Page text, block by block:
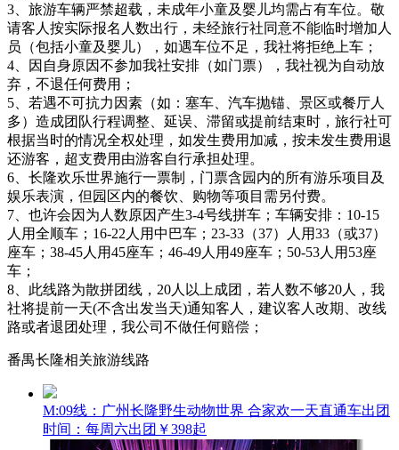
3、旅游车辆严禁超载，未成年小童及婴儿均需占有车位。敬
请客人按实际报名人数出行，未经旅行社同意不能临时增加人
员（包括小童及婴儿），如遇车位不足，我社将拒绝上车；
4、因自身原因不参加我社安排（如门票），我社视为自动放
弃，不退任何费用；
5、若遇不可抗力因素（如：塞车、汽车抛锚、景区或餐厅人
多）造成团队行程调整、延误、滞留或提前结束时，旅行社可
根据当时的情况全权处理，如发生费用加减，按未发生费用退
还游客，超支费用由游客自行承担处理。
6、长隆欢乐世界施行一票制，门票含园内的所有游乐项目及
娱乐表演，但园区内的餐饮、购物等项目需另付费。
7、也许会因为人数原因产生3-4号线拼车；车辆安排：10-15
人用全顺车；16-22人用中巴车；23-33（37）人用33（或37）
座车；38-45人用45座车；46-49人用49座车；50-53人用53座
车；
8、此线路为散拼团线，20人以上成团，若人数不够20人，我
社将提前一天(不含出发当天)通知客人，建议客人改期、改线
路或者退团处理，我公司不做任何赔偿；
番禺长隆相关旅游线路
M:09线：广州长隆野生动物世界 合家欢一天直通车出团
时间：每周六出团 ￥398起